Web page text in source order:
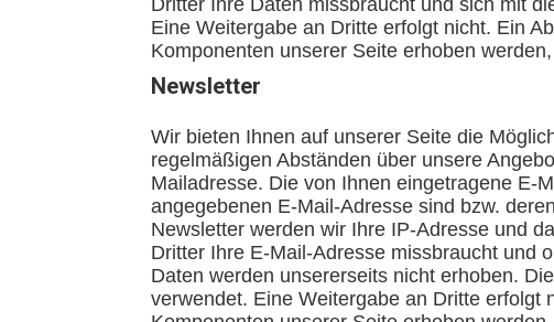
Dritter Ihre Daten missbraucht und sich mit
Eine Weitergabe an Dritte erfolgt nicht. Ein
Komponenten unserer Seite erhoben
Newsletter
Wir bieten Ihnen auf unserer Seite die
regelmäßigen Abständen über unsere
Mailadresse. Die von Ihnen eingetragene E-
angegebenen E-Mail-Adresse sind bzw.
Newsletter werden wir Ihre IP-Adresse und
Dritter Ihre E-Mail-Adresse missbraucht und
Daten werden unsererseits nicht erhoben.
verwendet. Eine Weitergabe an Dritte erfolgt